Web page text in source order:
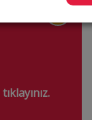
tıklayınız.